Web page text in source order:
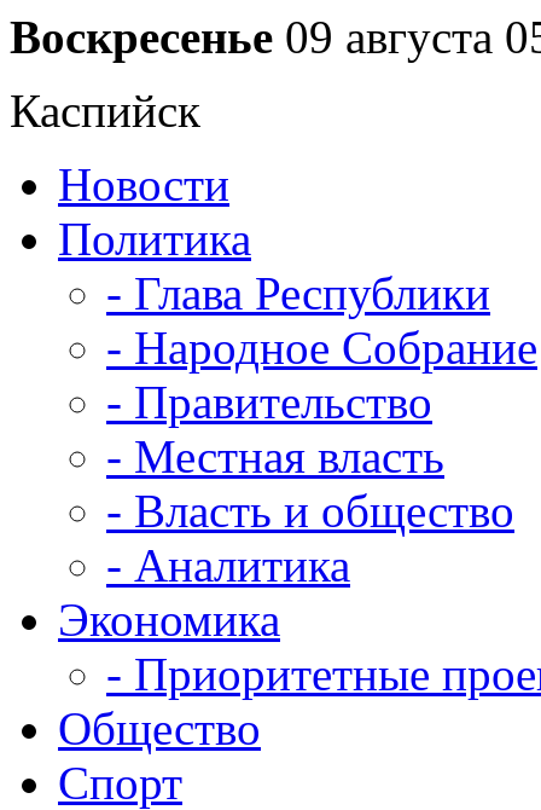
Воскресенье 09 августа
Каспийск
Новости
Политика
- Глава Республики
- Народное Собрание
- Правительство
- Местная власть
- Власть и общество
- Аналитика
Экономика
- Приоритетные
Общество
Спорт